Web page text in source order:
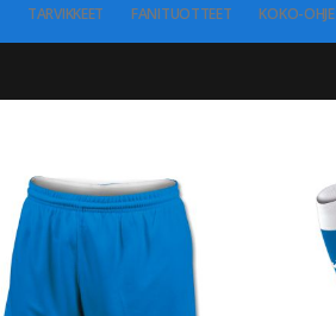
TARVIKKEET FANITUOTTEET KOKO-OHJE